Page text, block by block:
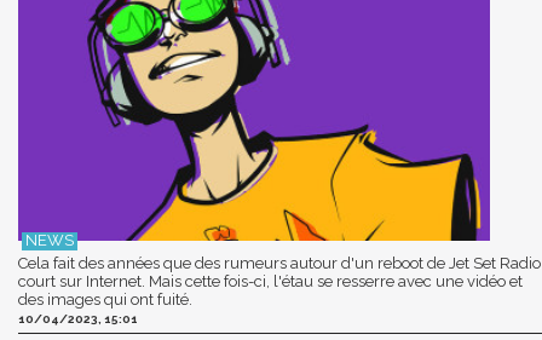
Cela fait des années que des rumeurs autour d'un reboot de Jet Set Radio
court sur Internet. Mais cette fois-ci, l'étau se resserre avec une vidéo et
des images qui ont fuité.
10/04/2023, 15:01